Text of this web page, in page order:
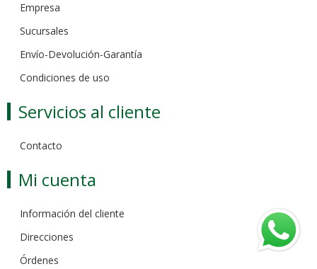
Empresa
Sucursales
Envío-Devolución-Garantía
Condiciones de uso
Servicios al cliente
Contacto
Mi cuenta
Información del cliente
Direcciones
Órdenes